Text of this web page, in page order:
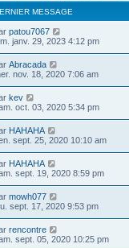
MESSAGE
patou7067
janv. 29, 2023 4:12 pm
Abracada
nov. 18, 2020 7:06 am
kev
oct. 03, 2020 5:34 pm
HAHAHA
sept. 25, 2020 10:10 am
HAHAHA
sept. 19, 2020 8:59 pm
mowh077
sept. 17, 2020 9:53 pm
rencontre
sept. 05, 2020 10:25 pm